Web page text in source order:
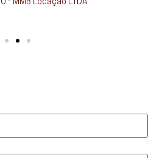
- MMB Locação LTDA